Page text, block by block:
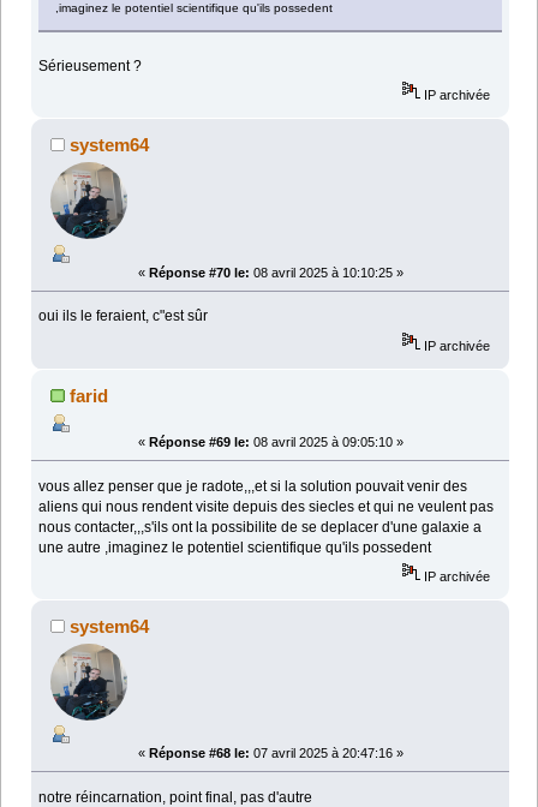
,imaginez le potentiel scientifique qu'ils possedent
Sérieusement ?
IP archivée
system64
« Réponse #70 le: 08 avril 2025 à 10:10:25 »
oui ils le feraient, c"est sûr
IP archivée
farid
« Réponse #69 le: 08 avril 2025 à 09:05:10 »
vous allez penser que je radote,,,et si la solution pouvait venir des
aliens qui nous rendent visite depuis des siecles et qui ne veulent pas
nous contacter,,,s'ils ont la possibilite de se deplacer d'une galaxie a
une autre ,imaginez le potentiel scientifique qu'ils possedent
IP archivée
system64
« Réponse #68 le: 07 avril 2025 à 20:47:16 »
notre réincarnation, point final, pas d'autre